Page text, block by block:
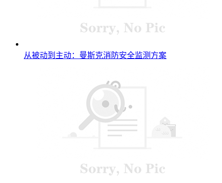
从被动到主动：曼斯克消防安全监测方案